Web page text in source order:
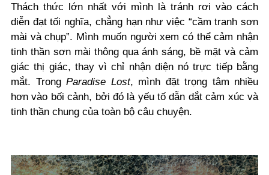
Thách thức lớn nhất với mình là tránh rơi vào cách
diễn đạt tối nghĩa, chẳng hạn như việc “cầm tranh sơn
mài và chụp”. Mình muốn người xem có thể cảm nhận
tinh thần sơn mài thông qua ánh sáng, bề mặt và cảm
giác thị giác, thay vì chỉ nhận diện nó trực tiếp bằng
mắt. Trong Paradise Lost, mình đặt trọng tâm nhiều
hơn vào bối cảnh, bởi đó là yếu tố dẫn dắt cảm xúc và
tinh thần chung của toàn bộ câu chuyện.